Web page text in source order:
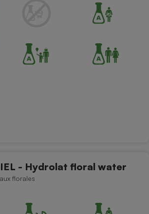
- Hydrolat floral water
florales